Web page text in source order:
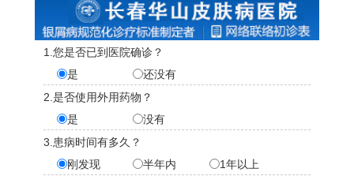
1.您是否已到医院确诊？
是
还没有
2.是否使用外用药物？
是
没有
3.患病时间有多久？
刚发现
半年内
1年以上